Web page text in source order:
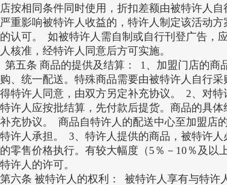
店按相同条件同时使用，折扣差额由被特许人
严重影响被特许人收益的，特许人制定该活动
的认可。 如被特许人需自制或自行刊登广告，
人核准，经特许人同意后方可实施。
第五条 商品的提供及结算： 1、加盟门店的商
购、统一配送。特殊商品需要由被特许人自行
得特许人同意，由双方另定补充协议。 2、对
特许人应按批结算，先付款后提货。商品的具
补充协议。 商品自特许人的配送中心至加盟店
特许人承担。 3、特许人提供的商品，被特许
的零售价格执行。有较大幅度（5％－10％及以
特许人的许可。
第六条 被特许人的权利： 被特许人享有与特许